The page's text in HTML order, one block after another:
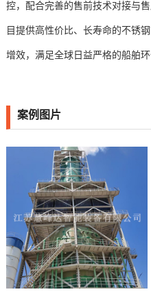
控，配合完善的售前技术对接与
目提供高性价比、长寿命的不锈
增效，满足全球日益严格的船舶环
案例图片